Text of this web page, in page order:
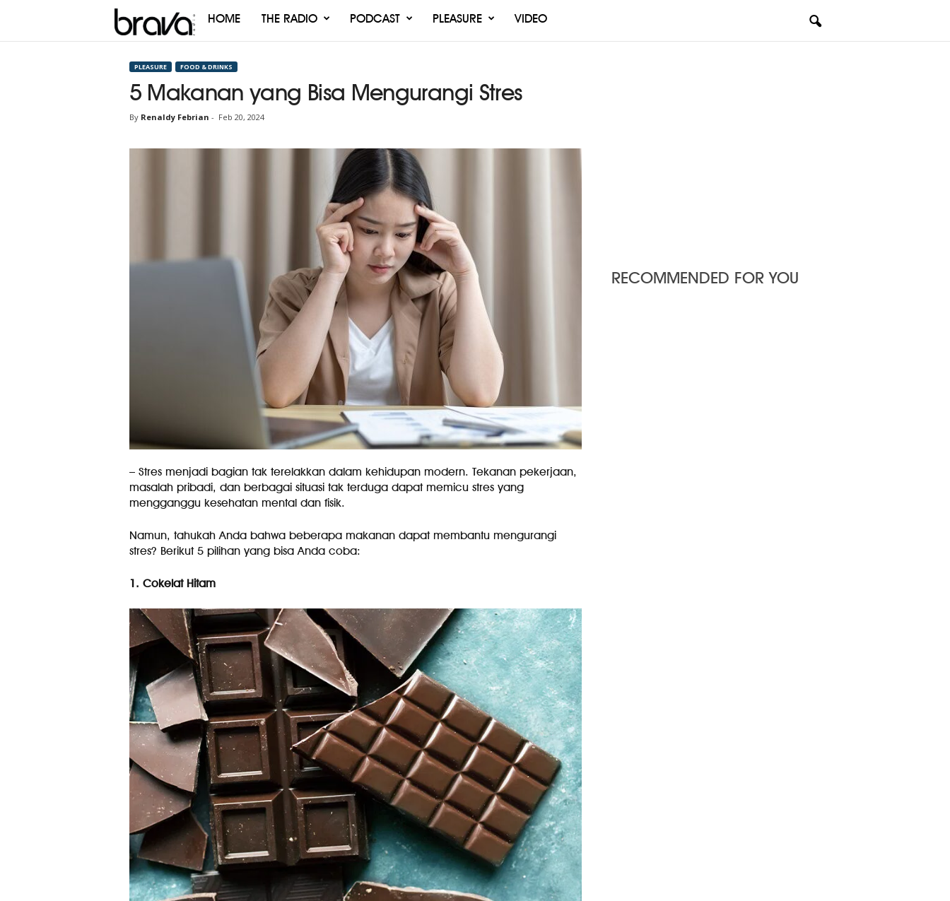
Brava
HOME THE RADIO PODCAST PLEASURE VIDEO
PLEASURE FOOD & DRINKS
5 Makanan yang Bisa Mengurangi Stres
By Renaldy Febrian - Feb 20, 2024
– Stres menjadi bagian tak terelakkan dalam kehidupan modern. Tekanan pekerjaan,
masalah pribadi, dan berbagai situasi tak terduga dapat memicu stres yang
mengganggu kesehatan mental dan fisik.
Namun, tahukah Anda bahwa beberapa makanan dapat membantu mengurangi
stres? Berikut 5 pilihan yang bisa Anda coba:
1. Cokelat Hitam
RECOMMENDED FOR YOU